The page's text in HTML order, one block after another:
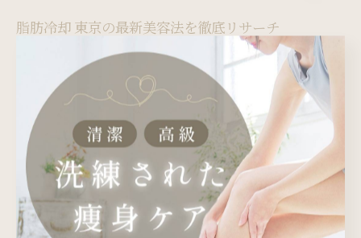
脂肪冷却 東京の最新美容法を徹底リサーチ
東京都港区をはじめとした都内では、脂肪冷却を取り入
れた最新の美容施術が続々と登場しています。特にクー
ルスカルプティングをはじめとした医療機器による治療
は、より短時間で効果的な部分痩せを目指せる点が注目
されています。
また、都度払い制度を導入するクリニックや、脂肪冷却
専門店による無料カウンセリング、モニター制度など、